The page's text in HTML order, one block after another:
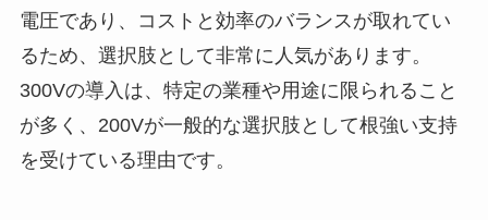
電圧であり、コストと効率のバランスが取れてい
るため、選択肢として非常に人気があります。
300Vの導入は、特定の業種や用途に限られること
が多く、200Vが一般的な選択肢として根強い支持
を受けている理由です。